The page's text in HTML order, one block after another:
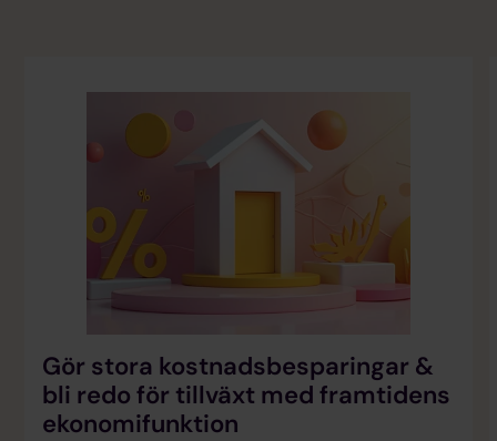
Gör stora kostnadsbesparingar &
bli redo för tillväxt med framtidens
ekonomifunktion